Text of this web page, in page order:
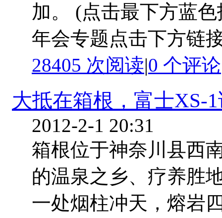
加。 (点击最下方蓝
年会专题点击下方链
28405 次阅读|0 个评论
大抵在箱根，富士XS-
2012-2-1 20:31
箱根位于神奈川县西
的温泉之乡、疗养胜
一处烟柱冲天，熔岩